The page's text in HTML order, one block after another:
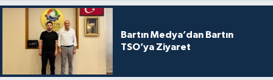
Bartın Medya’dan Bartın
TSO’ya Ziyaret